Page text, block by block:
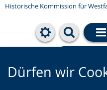
Historische Kommission für
Cookie-
Dürfen wir